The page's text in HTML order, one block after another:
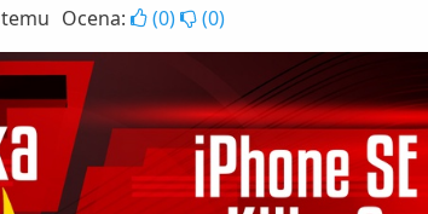
temu Ocena: (0) (0)